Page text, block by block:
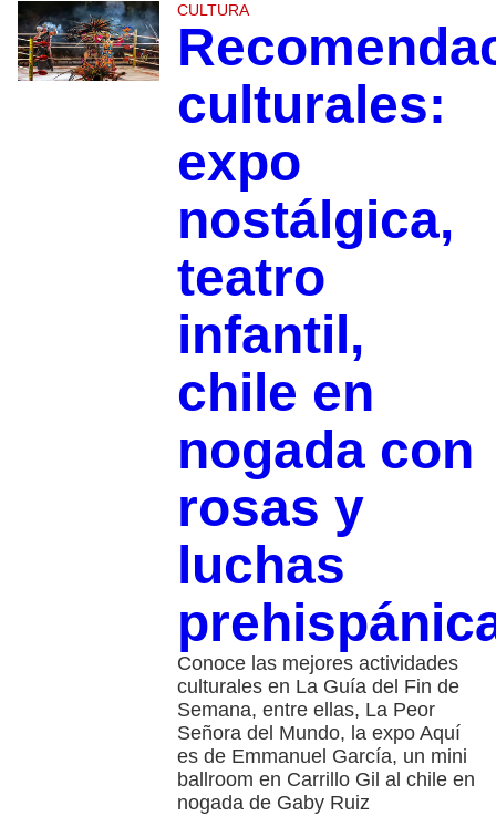
CULTURA
culturales:
expo
nostálgica,
teatro
infantil,
chile en
nogada con
rosas y
luchas
Conoce las mejores actividades
culturales en La Guía del Fin de
Semana, entre ellas, La Peor
Señora del Mundo, la expo Aquí
es de Emmanuel García, un mini
ballroom en Carrillo Gil al chile en
nogada de Gaby Ruiz